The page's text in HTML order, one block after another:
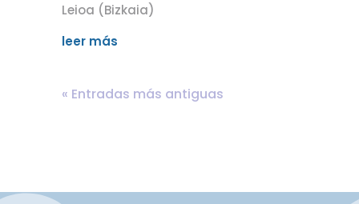
Leioa (Bizkaia)
leer más
« Entradas más antiguas